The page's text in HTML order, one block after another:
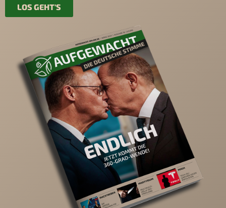
LOS GEHT'S